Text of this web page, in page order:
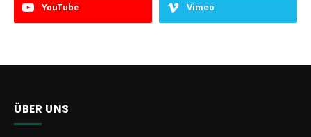
YouTube Vimeo
ÜBER UNS